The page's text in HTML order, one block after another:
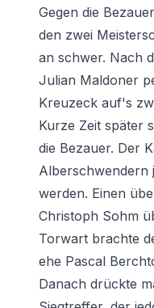
Gegen die
den zwei
an schwer. Nach
Julian Maldoner
Kreuzeck auf's
Kurze Zeit später
die Bezauer. Der
Alberschwendern
werden. Einen
Christoph Sohm
Torwart brachte
ehe Pascal
Danach drückte